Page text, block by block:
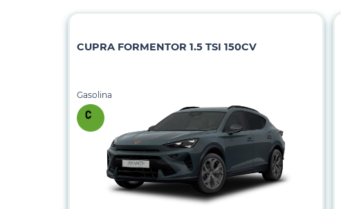
CUPRA FORMENTOR 1.5 TSI 150CV
Gasolina